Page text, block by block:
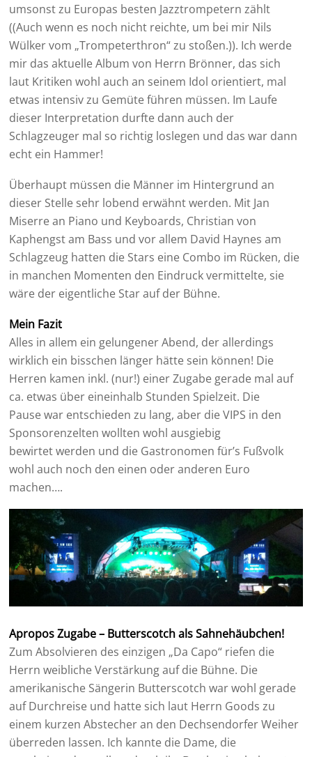
umsonst zu Europas besten Jazztrompetern zählt
((Auch wenn es noch nicht reichte, um bei mir Nils
Wülker vom „Trompeterthron“ zu stoßen.)). Ich werde
mir das aktuelle Album von Herrn Brönner, das sich
laut Kritiken wohl auch an seinem Idol orientiert, mal
etwas intensiv zu Gemüte führen müssen. Im Laufe
dieser Interpretation durfte dann auch der
Schlagzeuger mal so richtig loslegen und das war dann
echt ein Hammer!
Überhaupt müssen die Männer im Hintergrund an
dieser Stelle sehr lobend erwähnt werden. Mit Jan
Miserre an Piano und Keyboards, Christian von
Kaphengst am Bass und vor allem David Haynes am
Schlagzeug hatten die Stars eine Combo im Rücken, die
in manchen Momenten den Eindruck vermittelte, sie
wäre der eigentliche Star auf der Bühne.
Mein Fazit
Alles in allem ein gelungener Abend, der allerdings
wirklich ein bisschen länger hätte sein können! Die
Herren kamen inkl. (nur!) einer Zugabe gerade mal auf
ca. etwas über eineinhalb Stunden Spielzeit. Die
Pause war entschieden zu lang, aber die VIPS in den
Sponsorenzelten wollten wohl ausgiebig
bewirtet werden und die Gastronomen für’s Fußvolk
wohl auch noch den einen oder anderen Euro
machen….
Apropos Zugabe – Butterscotch als Sahnehäubchen!
Zum Absolvieren des einzigen „Da Capo“ riefen die
Herrn weibliche Verstärkung auf die Bühne. Die
amerikanische Sängerin Butterscotch war wohl gerade
auf Durchreise und hatte sich laut Herrn Goods zu
einem kurzen Abstecher an den Dechsendorfer Weiher
überreden lassen. Ich kannte die Dame, die